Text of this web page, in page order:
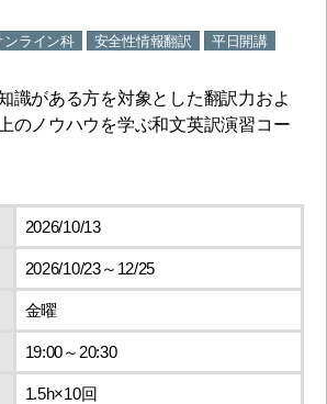
ンライン科 安全性情報翻訳
平日開講
識がある方を対象とした翻訳力およ
のノウハウを学ぶ和文英訳演習コー
2026/10/13
2026/10/23～12/25
金曜
19:00～20:30
1.5h×10回